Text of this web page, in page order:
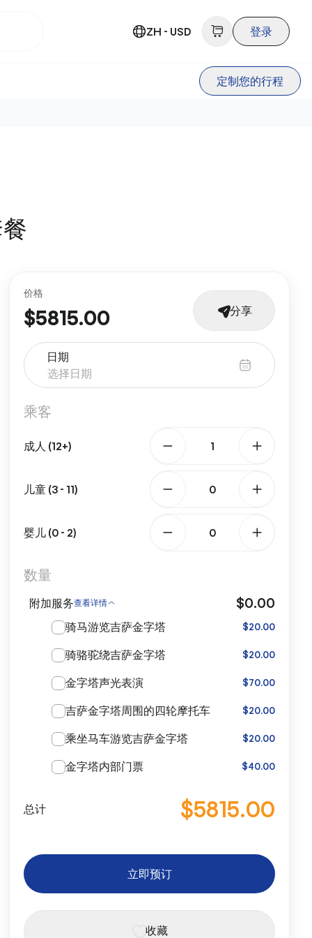
ZH - USD 登录
定制您的行程
价格
$5815.00 分享
日期
乘客
成人 (12+)
儿童 (3 - 11)
婴儿 (0 - 2)
数量
附加服务查看详情 $0.00
骑马游览吉萨金字塔 $20.00
骑骆驼绕吉萨金字塔 $20.00
金字塔声光表演 $70.00
吉萨金字塔周围的四轮摩托车 $20.00
乘坐马车游览吉萨金字塔 $20.00
金字塔内部门票 $40.00
总计 $5815.00
立即预订
收藏